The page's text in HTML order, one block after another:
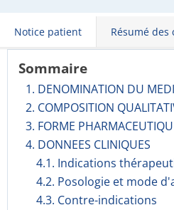
Notice patient Résumé
Sommaire
1. DENOMINATION DU
2. COMPOSITION
3. FORME
4. DONNEES CLINIQUES
4.1. Indications
4.2. Posologie et mode
4.3. Contre-indications